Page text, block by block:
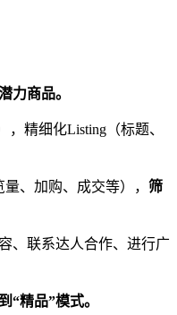
力商品。
精细化Listing（标题、
、加购、成交等）， 筛
、联系达人合作、进行广
“精品”模式。